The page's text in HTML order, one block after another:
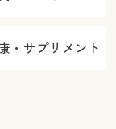
・サプリメント